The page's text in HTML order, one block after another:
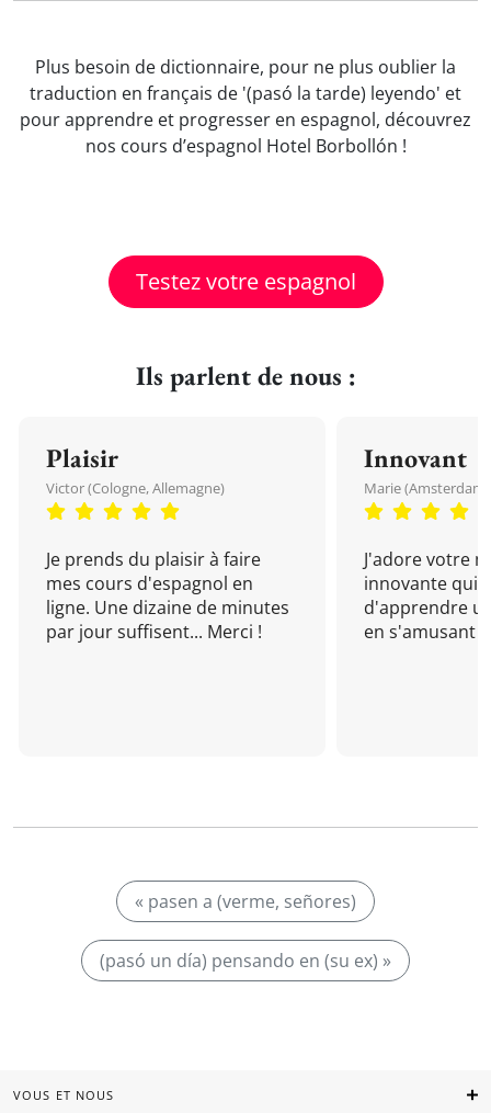
Plus besoin de dictionnaire, pour ne plus oublier la
traduction en français de '(pasó la tarde) leyendo' et
pour apprendre et progresser en espagnol, découvrez
nos cours d’espagnol Hotel Borbollón !
Testez votre espagnol
Ils parlent de nous :
Plaisir
Victor (Cologne, Allemagne)
Je prends du plaisir à faire
mes cours d'espagnol en
ligne. Une dizaine de minutes
par jour suffisent... Merci !
Innovant
Marie (Amsterdam,
J'adore votre
innovante qui
d'apprendre
en s'amusant !
« pasen a (verme, señores)
(pasó un día) pensando en (su ex) »
VOUS ET NOUS